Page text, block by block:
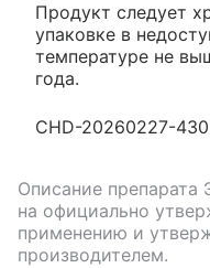
Продукт следует
упаковке в
температуре не
года.
CHD-20260227-430
Описание препарата
на официально
применению и
производителем.